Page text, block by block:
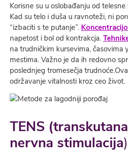
Korisne su u oslobađanju od
Kad su telo i duša u ravnoteži, ni
“izbaciti s te putanje”.
napetost i bol od kontrakcja.
na trudničkim kursevima, časovima
mestima. Važno je da ih redovno
poslednjeg tromesečja
održavanje vitalnosti kroz ceo život.
TENS
nervna stimulacija